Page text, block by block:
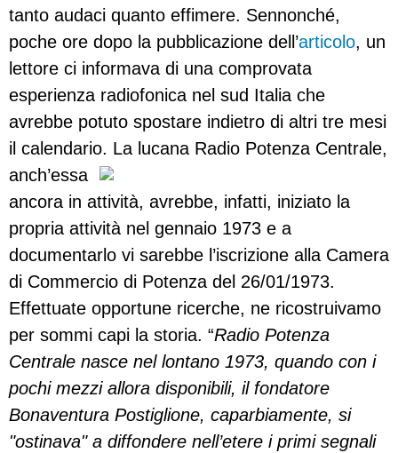
tanto audaci quanto effimere. Sennonché,
poche ore dopo la pubblicazione dell’articolo, un
lettore ci informava di una comprovata
esperienza radiofonica nel sud Italia che
avrebbe potuto spostare indietro di altri tre mesi
il calendario. La lucana Radio Potenza Centrale,
anch’essa
ancora in attività, avrebbe, infatti, iniziato la
propria attività nel gennaio 1973 e a
documentarlo vi sarebbe l’iscrizione alla Camera
di Commercio di Potenza del 26/01/1973.
Effettuate opportune ricerche, ne ricostruivamo
per sommi capi la storia. “Radio Potenza
Centrale nasce nel lontano 1973, quando con i
pochi mezzi allora disponibili, il fondatore
Bonaventura Postiglione, caparbiamente, si
"ostinava" a diffondere nell’etere i primi segnali